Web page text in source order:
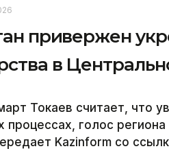
привержен
в
Токаев считает, что
процессах, голос
Kazinform со